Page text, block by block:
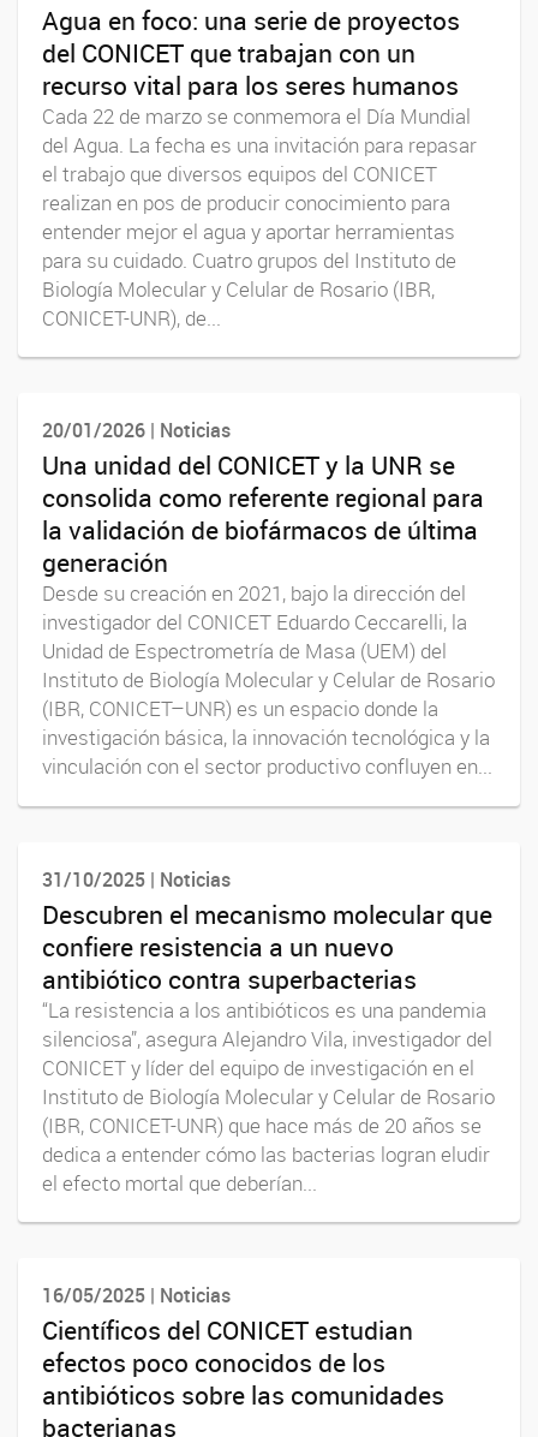
Agua en foco: una serie de proyectos
del CONICET que trabajan con un
recurso vital para los seres humanos
Cada 22 de marzo se conmemora el Día Mundial
del Agua. La fecha es una invitación para repasar
el trabajo que diversos equipos del CONICET
realizan en pos de producir conocimiento para
entender mejor el agua y aportar herramientas
para su cuidado. Cuatro grupos del Instituto de
Biología Molecular y Celular de Rosario (IBR,
CONICET-UNR), de...
20/01/2026 | Noticias
Una unidad del CONICET y la UNR se
consolida como referente regional para
la validación de biofármacos de última
generación
Desde su creación en 2021, bajo la dirección del
investigador del CONICET Eduardo Ceccarelli, la
Unidad de Espectrometría de Masa (UEM) del
Instituto de Biología Molecular y Celular de Rosario
(IBR, CONICET–UNR) es un espacio donde la
investigación básica, la innovación tecnológica y la
vinculación con el sector productivo confluyen en...
31/10/2025 | Noticias
Descubren el mecanismo molecular que
confiere resistencia a un nuevo
antibiótico contra superbacterias
“La resistencia a los antibióticos es una pandemia
silenciosa”, asegura Alejandro Vila, investigador del
CONICET y líder del equipo de investigación en el
Instituto de Biología Molecular y Celular de Rosario
(IBR, CONICET-UNR) que hace más de 20 años se
dedica a entender cómo las bacterias logran eludir
el efecto mortal que deberían...
16/05/2025 | Noticias
Científicos del CONICET estudian
efectos poco conocidos de los
antibióticos sobre las comunidades
bacterianas